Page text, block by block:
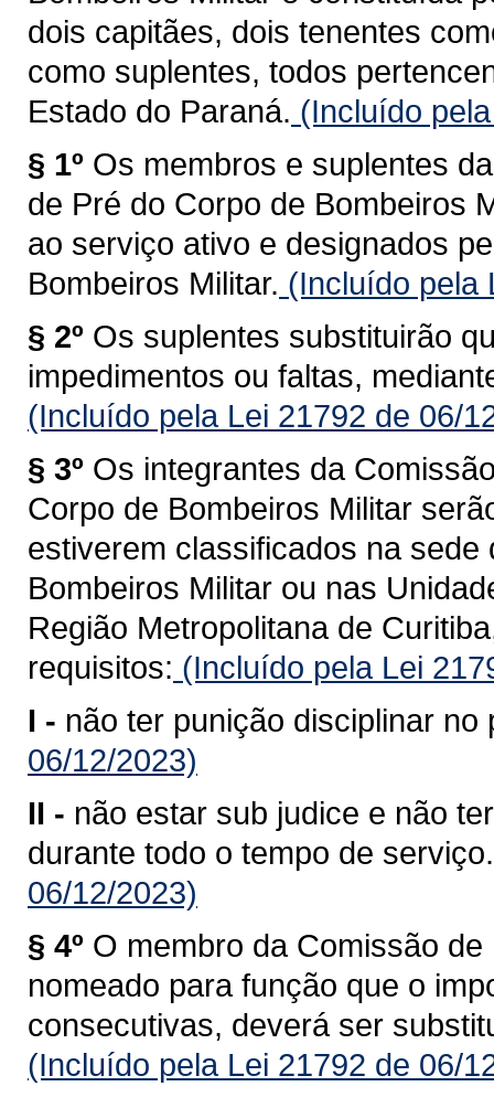
dois capitães, dois tenentes
como suplentes, todos
Estado do Paraná. (Incluído
§ 1º Os membros e suplentes
de Pré do Corpo de Bombeiros
ao serviço ativo e designados
Bombeiros Militar. (Incluído pela
§ 2º Os suplentes substituirão
impedimentos ou faltas,
(Incluído pela Lei 21792 de 06/
§ 3º Os integrantes da
Corpo de Bombeiros Militar
estiverem classificados na
Bombeiros Militar ou nas
Região Metropolitana de
requisitos: (Incluído pela Lei
I - não ter punição disciplinar no
06/12/2023)
II - não estar sub judice e não
durante todo o tempo de serviço.
06/12/2023)
§ 4º O membro da Comissão
nomeado para função que o
consecutivas, deverá ser
(Incluído pela Lei 21792 de 06/